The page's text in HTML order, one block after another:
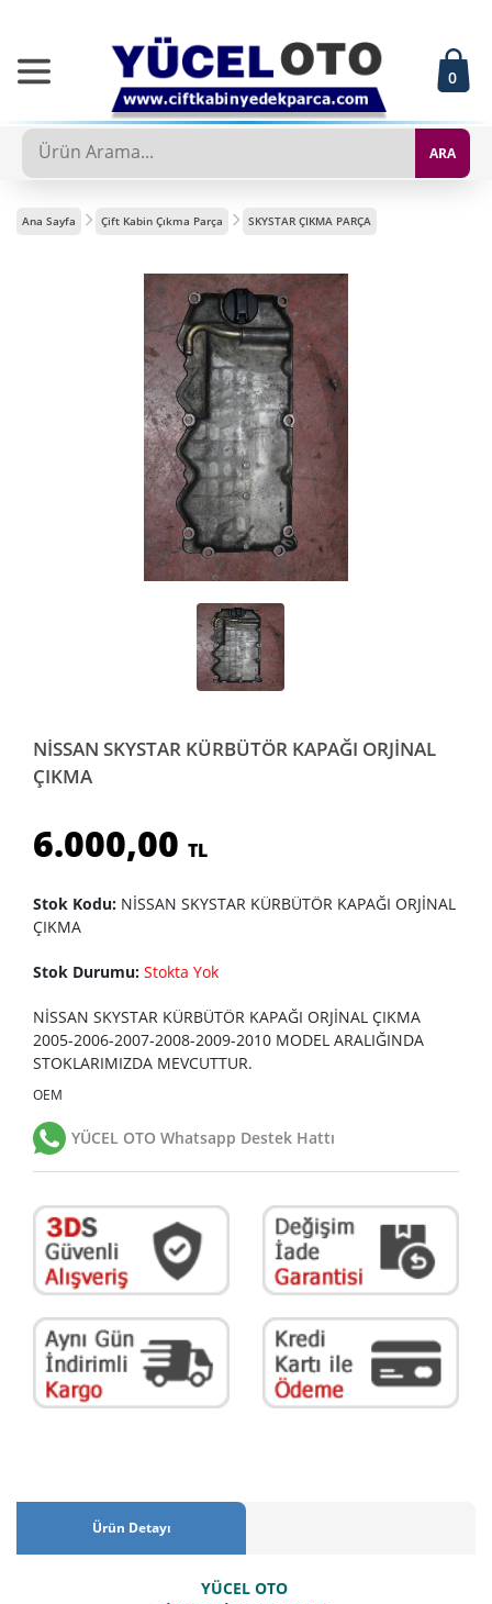
0
ARA
Ana Sayfa Çift Kabin Çıkma Parça SKYSTAR ÇIKMA PARÇA
NİSSAN SKYSTAR KÜRBÜTÖR KAPAĞI ORJİNAL
ÇIKMA
6.000,00 TL
Stok Kodu: NİSSAN SKYSTAR KÜRBÜTÖR KAPAĞI ORJİNAL
ÇIKMA
Stok Durumu: Stokta Yok
NİSSAN SKYSTAR KÜRBÜTÖR KAPAĞI ORJİNAL ÇIKMA
2005-2006-2007-2008-2009-2010 MODEL ARALIĞINDA
STOKLARIMIZDA MEVCUTTUR.
OEM
YÜCEL OTO Whatsapp Destek Hattı
Ürün Detayı
YÜCEL OTO